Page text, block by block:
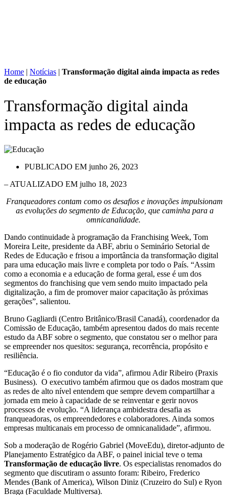
Home | Notícias | Transformação digital ainda impacta as redes
de educação
Transformação digital ainda
impacta as redes de educação
PUBLICADO EM junho 26, 2023
– ATUALIZADO EM julho 18, 2023
Franqueadores contam como os desafios e inovações impulsionam
as evoluções do segmento de Educação, que caminha para a
omnicanalidade.
Dando continuidade à programação da Franchising Week, Tom
Moreira Leite, presidente da ABF, abriu o Seminário Setorial de
Redes de Educação e frisou a importância da transformação digital
para uma educação mais livre e completa por todo o País. “Assim
como a economia e a educação de forma geral, esse é um dos
segmentos do franchising que vem sendo muito impactado pela
digitalização, a fim de promover maior capacitação às próximas
gerações”, salientou.
Bruno Gagliardi (Centro Britânico/Brasil Canadá), coordenador da
Comissão de Educação, também apresentou dados do mais recente
estudo da ABF sobre o segmento, que constatou ser o melhor para
se empreender nos quesitos: segurança, recorrência, propósito e
resiliência.
“Educação é o fio condutor da vida”, afirmou Adir Ribeiro (Praxis
Business). O executivo também afirmou que os dados mostram que
as redes de alto nível entendem que sempre devem compartilhar a
jornada em meio à capacidade de se reinventar e gerir novos
processos de evolução. “A liderança ambidestra desafia as
franqueadoras, os empreendedores e colaboradores. Ainda somos
empresas multicanais em processo de omnicanalidade”, afirmou.
Sob a moderação de Rogério Gabriel (MoveEdu), diretor-adjunto de
Planejamento Estratégico da ABF, o painel inicial teve o tema
Transformação de educação livre. Os especialistas renomados do
segmento que discutiram o assunto foram: Ribeiro, Frederico
Mendes (Bank of America), Wilson Diniz (Cruzeiro do Sul) e Ryon
Braga (Faculdade Multiversa).